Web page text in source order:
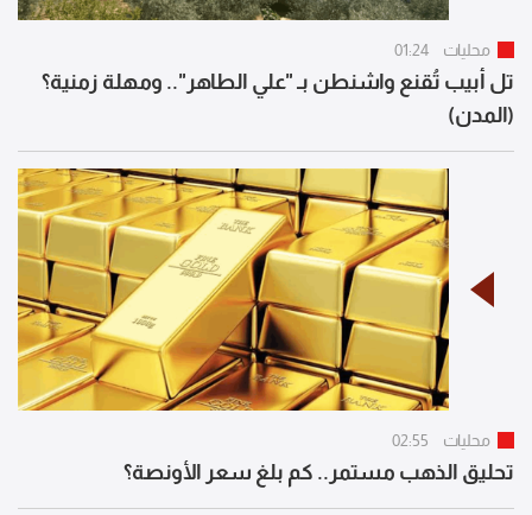
محليات 01:24
تل أبيب تُقنع واشنطن بـ "علي الطاهر".. ومهلة زمنية؟
(المدن)
محليات 02:55
تحليق الذهب مستمر.. كم بلغ سعر الأونصة؟